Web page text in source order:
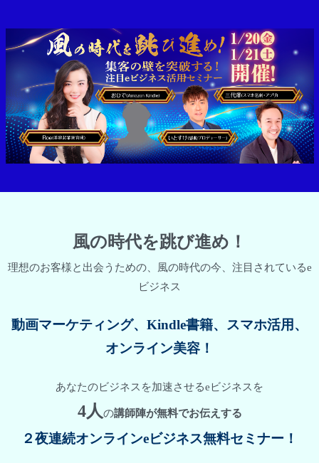
風の時代を跳び進め！
理想のお客様と出会うための、風の時代の今、注目されているe
ビジネス
動画マーケティング、Kindle書籍、スマホ活用、
オンライン美容！
あなたのビジネスを加速させるeビジネスを
4人の講師陣が無料でお伝えする
２夜連続オンラインeビジネス無料セミナー ！